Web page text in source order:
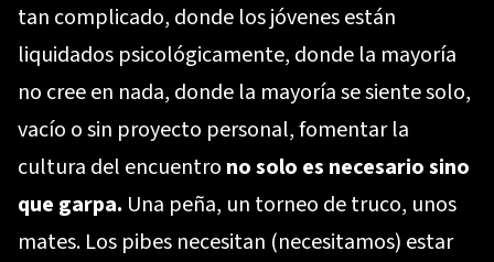
tan complicado, donde los jóvenes están
liquidados psicológicamente, donde la mayoría
no cree en nada, donde la mayoría se siente solo,
vacío o sin proyecto personal, fomentar la
cultura del encuentro no solo es necesario sino
que garpa. Una peña, un torneo de truco, unos
mates. Los pibes necesitan (necesitamos) estar